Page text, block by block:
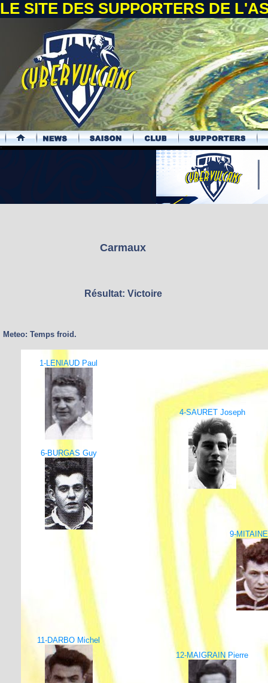
LE SITE DES SUPPORTERS DE
.
Carmaux
Résultat: Victoire
Meteo: Temps froid.
1-LENIAUD Paul
4-SAURET Joseph
6-BURGAS Guy
9-
11-DARBO Michel
12-MAIGRAIN Pierre